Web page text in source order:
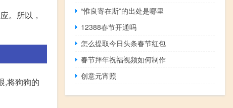
。所以，
,将狗狗的
“惟良寄在斯”的出处是哪里
12388春节开通吗
怎么提取今日头条春节红包
春节拜年祝福视频如何制作
创意元宵照